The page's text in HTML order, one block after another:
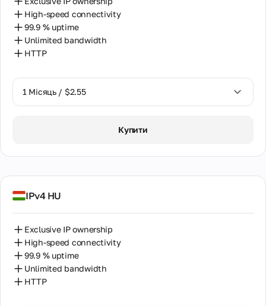
High-speed connectivity
99.9 % uptime
Unlimited bandwidth
HTTP
1 Місяць / $2.55
Купити
IPv4 HU
Exclusive IP ownership
High-speed connectivity
99.9 % uptime
Unlimited bandwidth
HTTP